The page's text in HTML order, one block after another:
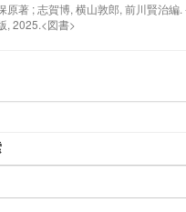
原著 ; 志賀博, 横山敦郎, 前川賢治編.
, 2025.<図書>